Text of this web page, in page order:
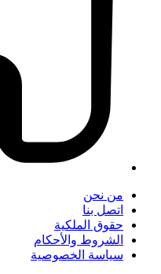
من نحن
اتصل بنا
حقوق الملكية
الشروط والأحكام
سياسة الخصوصية